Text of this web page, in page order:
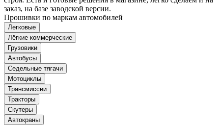
заказ, на базе заводской версии.
Прошивки по маркам автомобилей
Легковые
Лёгкие коммерческие
Грузовики
Автобусы
Седельные тягачи
Мотоциклы
Трансмиссии
Тракторы
Скутеры
Автокраны